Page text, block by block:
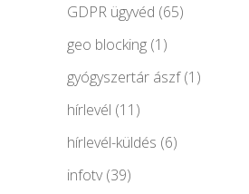
GDPR ügyvéd (65)
geo blocking (1)
gyógyszertár ászf(1)
hírlevél (11)
hírlevél-küldés (6)
infotv(39)